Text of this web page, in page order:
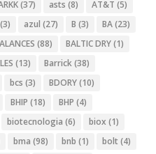
(37) asts (8) AT&T (5)
(3) azul (27) B (3) BA(23)
(88) BALTIC DRY(1)
(13) Barrick(38)
bcs (3) BDORY(10)
BHIP (18) BHP (4)
biotecnologia (6) biox (1)
bma (98) bnb (1) bolt (4)